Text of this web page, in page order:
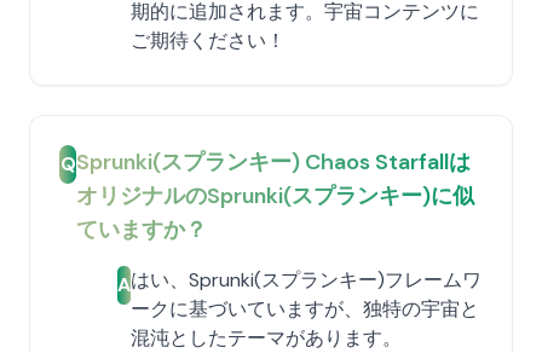
期的に追加されます。宇宙コンテンツに
ご期待ください！
QSprunki(スプランキー) Chaos Starfallは
オリジナルのSprunki(スプランキー)に似
ていますか？
Aはい、Sprunki(スプランキー)フレームワ
ークに基づいていますが、独特の宇宙と
混沌としたテーマがあります。